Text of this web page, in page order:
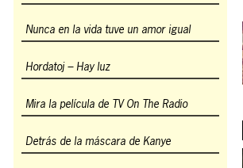
Nunca en la vida tuve un amor igual
Hordatoj – Hay luz
Mira la película de TV On The Radio
Detrás de la máscara de Kanye